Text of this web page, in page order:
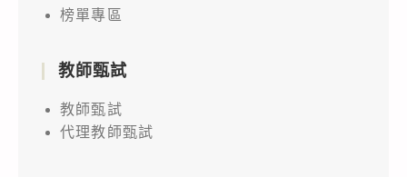
榜單專區
教師甄試
教師甄試
代理教師甄試